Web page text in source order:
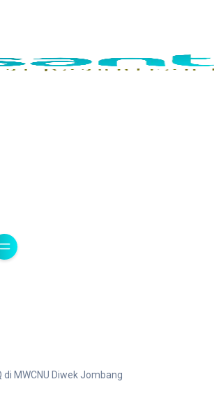
di MWCNU Diwek Jombang